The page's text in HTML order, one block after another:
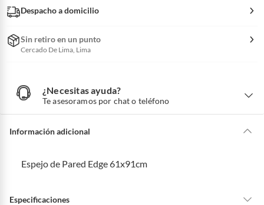
Despacho a domicilio
Sin retiro en un punto
Cercado De Lima, Lima
¿Necesitas ayuda?
Te asesoramos por chat o teléfono
N
e
t
Información adicional
Espejo de Pared Edge 61x91cm
Especificaciones